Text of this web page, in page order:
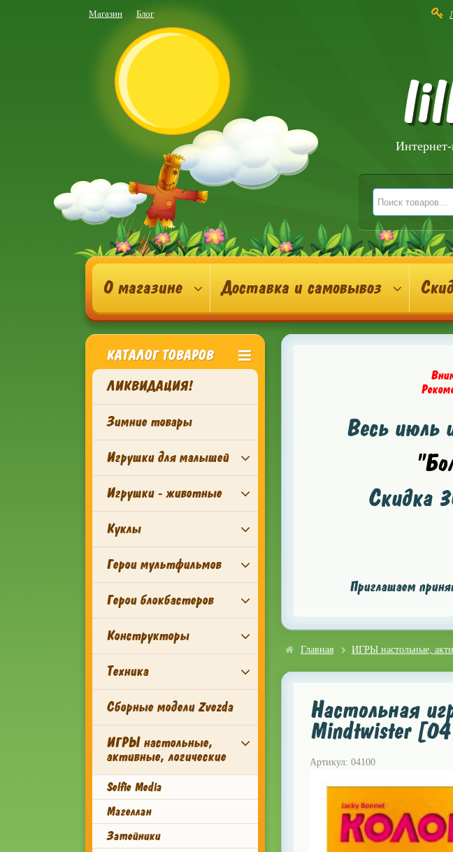
Магазин Блог
О магазине Доставка и самовывоз
КАТАЛОГ ТОВАРОВ
ЛИКВИДАЦИЯ!
Зимние товары
Игрушки для малышей
Игрушки - животные
Куклы
Герои мультфильмов
Герои блокбастеров
Конструкторы
Техника
Сборные модели Zvezda
ИГРЫ настольные,
активные, логические
Selfie Media
Магеллан
Затейники
Весь июль
Скидка
Приглашаем
Главная ИГРЫ настольные,
Настольная
Mindtwister
Артикул: 04100